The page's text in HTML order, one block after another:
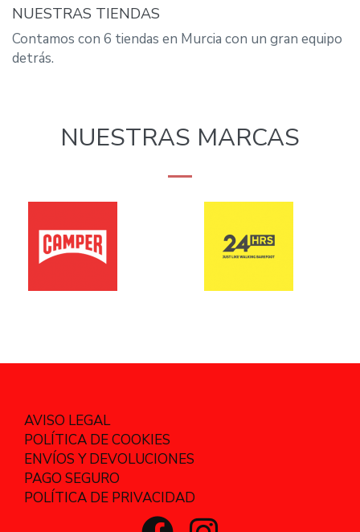
NUESTRAS TIENDAS
Contamos con 6 tiendas en Murcia con un gran equipo
detrás.
NUESTRAS MARCAS
AVISO LEGAL
POLÍTICA DE COOKIES
ENVÍOS Y DEVOLUCIONES
PAGO SEGURO
POLÍTICA DE PRIVACIDAD